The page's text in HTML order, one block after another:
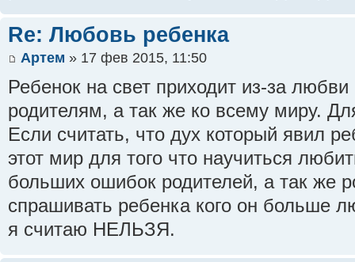
Re: Любовь ребенка
Артем » 17 фев 2015, 11:50
Ребенок на свет приходит из-за
родителям, а так же ко всему миру.
Если считать, что дух который явил
этот мир для того что научиться
больших ошибок родителей, а так же
спрашивать ребенка кого он больше
я считаю НЕЛЬЗЯ.